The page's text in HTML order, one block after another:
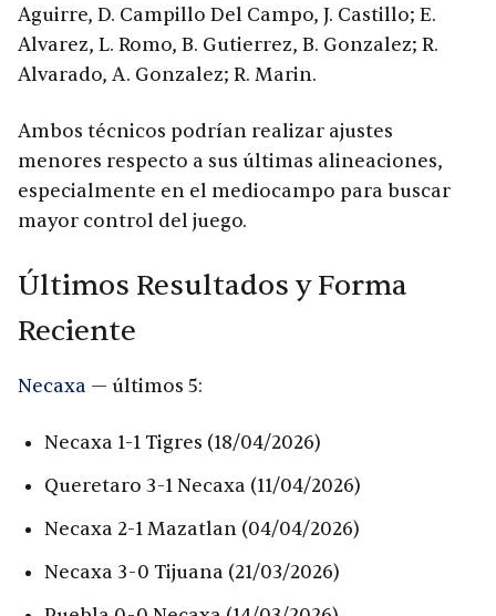
Aguirre, D. Campillo Del Campo, J. Castillo; E.
Alvarez, L. Romo, B. Gutierrez, B. Gonzalez; R.
Alvarado, A. Gonzalez; R. Marin.
Ambos técnicos podrían realizar ajustes
menores respecto a sus últimas alineaciones,
especialmente en el mediocampo para buscar
mayor control del juego.
Últimos Resultados y Forma
Reciente
Necaxa — últimos 5:
Necaxa 1-1 Tigres (18/04/2026)
Queretaro 3-1 Necaxa (11/04/2026)
Necaxa 2-1 Mazatlan (04/04/2026)
Necaxa 3-0 Tijuana (21/03/2026)